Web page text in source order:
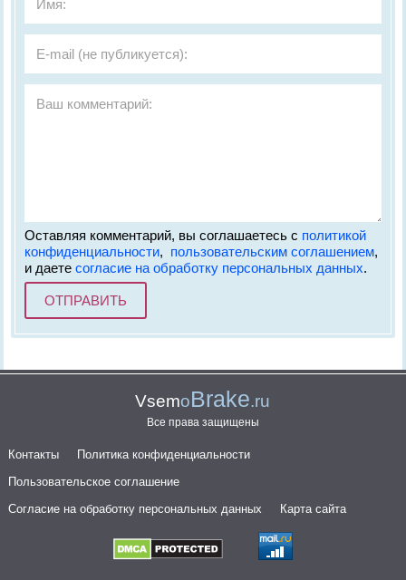
Оставляя комментарий, вы соглашаетесь с политикой
конфиденциальности, пользовательским соглашением,
и даетесогласие на обработку персональных данных.
VsemoBrake.ru
Все права защищены
Контакты
Политика конфиденциальности
Пользовательское соглашение
Согласие на обработку персональных данных
Карта сайта